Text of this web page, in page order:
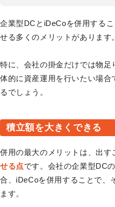
企業型DCとiDeCoを併用する
せる多くのメリットがあります。
特に、会社の掛金だけでは物
体的に資産運用を行いたい場
るでしょう。
積立額を大きくできる
併用の最大のメリットは、出す
せる点です。会社の企業型DC
合、iDeCoを併用することで、
ます。